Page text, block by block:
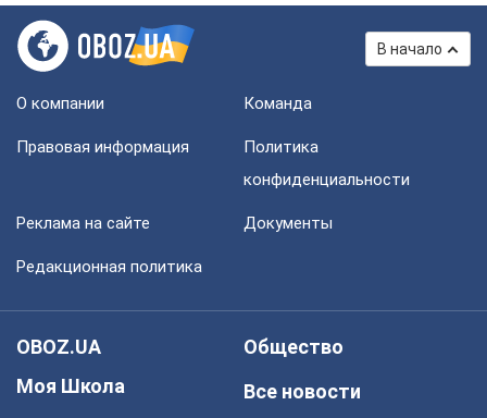
В начало
О компании Команда
Правовая информация
Политика
конфиденциальности
Реклама на сайте Документы
Редакционная политика
OBOZ.UA
Моя Школа
Общество
Все новости